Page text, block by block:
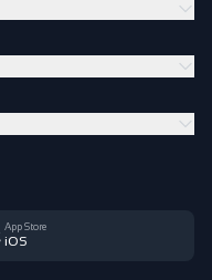
App Store
iOS